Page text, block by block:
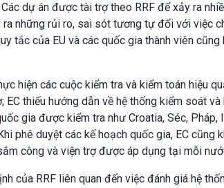
dự án được tài trợ theo RRF để xảy ra
những rủi ro, sai sót tương tự đối với việc
tắc của EU và các quốc gia thành viên cũng
hiện các cuộc kiểm tra và kiểm toán hiệu
thiếu hướng dẫn về hệ thống kiểm soát và
gia được kiểm tra như Croatia, Séc, Pháp,
phê duyệt các kế hoạch quốc gia, EC cũng
công và viện trợ được áp dụng tại mỗi
của RRF liên quan đến việc đánh giá hệ